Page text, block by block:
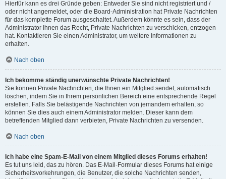
Hierfür kann es drei Gründe geben: Entweder Sie sind nicht registriert und /
oder nicht angemeldet, oder die Board-Administration hat Private Nachrichten
für das komplette Forum ausgeschaltet. Außerdem könnte es sein, dass der
Administrator Ihnen das Recht, Private Nachrichten zu verschicken, entzogen
hat. Kontaktieren Sie einen Administrator, um weitere Informationen zu
erhalten.
Nach oben
Ich bekomme ständig unerwünschte Private Nachrichten!
Sie können Private Nachrichten, die Ihnen ein Mitglied sendet, automatisch
löschen, indem Sie in Ihrem persönlichen Bereich eine entsprechende Regel
erstellen. Falls Sie belästigende Nachrichten von jemandem erhalten, so
können Sie dies auch einem Administrator melden. Dieser kann dem
betreffenden Mitglied dann verbieten, Private Nachrichten zu versenden.
Nach oben
Ich habe eine Spam-E-Mail von einem Mitglied dieses Forums erhalten!
Es tut uns leid, das zu hören. Das E-Mail-Formular dieses Forums hat einige
Sicherheitsvorkehrungen, die Benutzer, die solche Nachrichten senden,